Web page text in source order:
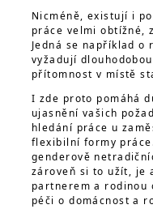
Nicméně, existují i
práce velmi obtížné,
Jedná se například
vyžadují
přítomnost v místě
I zde proto pomáhá
ujasnění vašich
hledání práce u
flexibilní formy
genderově
zároveň si to užít, je
partnerem a rodinou
péči o domácnost a